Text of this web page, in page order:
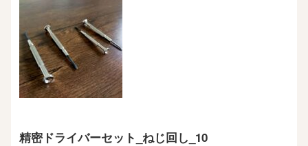
精密ドライバーセット_ねじ回し_10